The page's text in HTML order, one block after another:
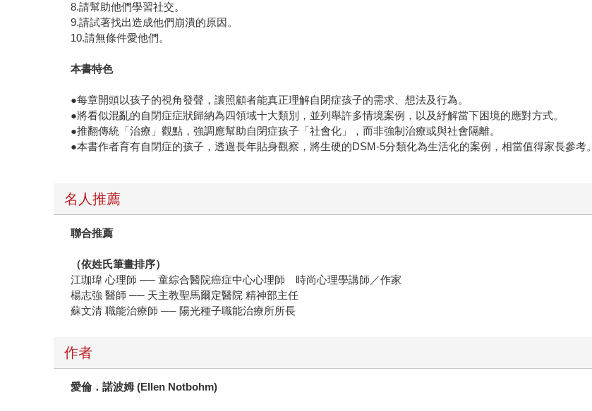
8.請幫助他們學習社交。
9.請試著找出造成他們崩潰的原因。
10.請無條件愛他們。
本書特色
●每章開頭以孩子的視角發聲，讓照顧者能真正理解自閉症孩子的需求、想法及行為。
●將看似混亂的自閉症症狀歸納為四領域十大類別，並列舉許多情境案例，以及紓解當下困境的應對方式。
●推翻傳統「治療」觀點，強調應幫助自閉症孩子「社會化」，而非強制治療或與社會隔離。
●本書作者育有自閉症的孩子，透過長年貼身觀察，將生硬的DSM-5分類化為生活化的案例，相當值得家長參考。
名人推薦
聯合推薦
（依姓氏筆畫排序）
江珈瑋 心理師 ── 童綜合醫院癌症中心心理師 時尚心理學講師／作家
楊志強 醫師 ── 天主教聖馬爾定醫院 精神部主任
蘇文清 職能治療師 ── 陽光種子職能治療所所長
作者
愛倫．諾波姆(Ellen Notbohm)